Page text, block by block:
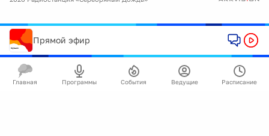
Прямой эфир
Главная Программы События Ведущие Расписание